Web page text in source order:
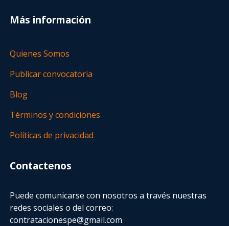
Más información
Quienes Somos
Publicar convocatoria
Blog
Términos y condiciones
Políticas de privacidad
Contactenos
Puede comunicarse con nosotros a través nuestras
redes sociales o del correo:
contratacionespe@gmail.com